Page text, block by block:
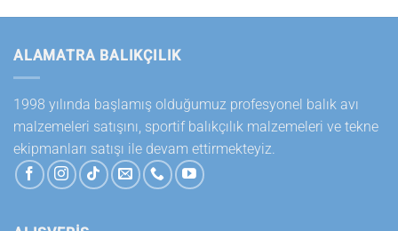
ALAMATRA BALIKÇILIK
1998 yılında başlamış olduğumuz profesyonel balık avı
malzemeleri satışını, sportif balıkçılık malzemeleri ve tekne
ekipmanları satışı ile devam ettirmekteyiz.